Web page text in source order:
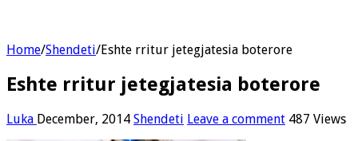
Home/Shendeti/Eshte rritur jetegjatesia boterore
Eshte rritur jetegjatesia boterore
Luka December, 2014 Shendeti Leave a comment 487 Views